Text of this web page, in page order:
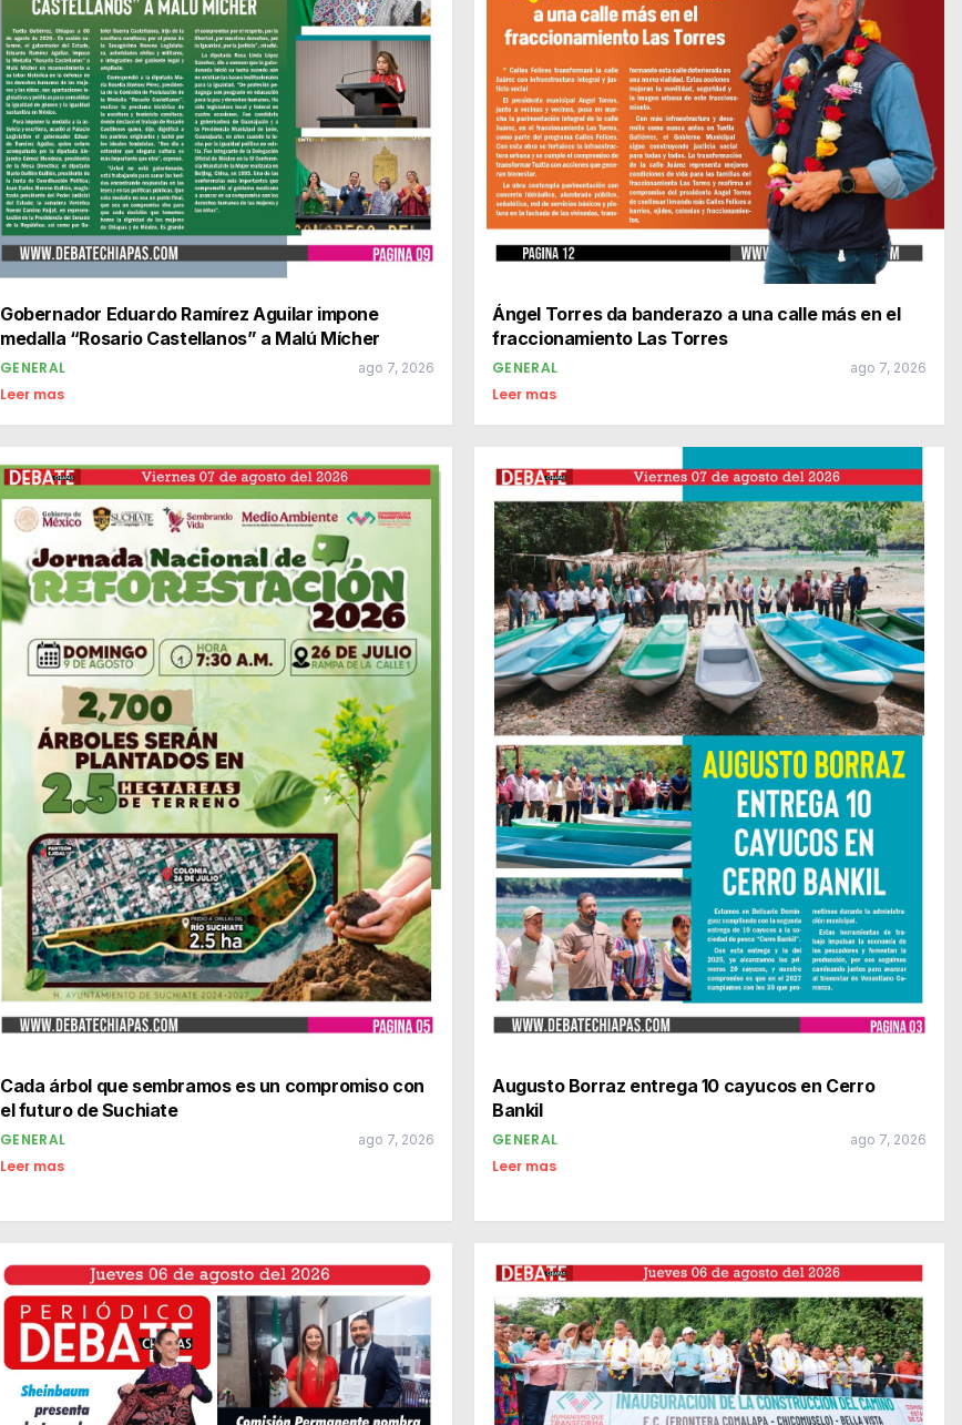
Gobernador Eduardo Ramírez Aguilar impone
medalla “Rosario Castellanos” a Malú Mícher
GENERAL ago 7, 2026
Leer mas
Ángel Torres da banderazo a una calle más en el
fraccionamiento Las Torres
GENERAL ago 7, 2026
Leer mas
Cada árbol que sembramos es un compromiso con
el futuro de Suchiate
GENERAL ago 7, 2026
Leer mas
Augusto Borraz entrega 10 cayucos en Cerro
Bankil
GENERAL ago 7, 2026
Leer mas